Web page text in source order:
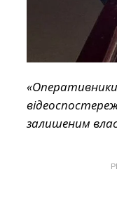
«Оперативники
залишеним